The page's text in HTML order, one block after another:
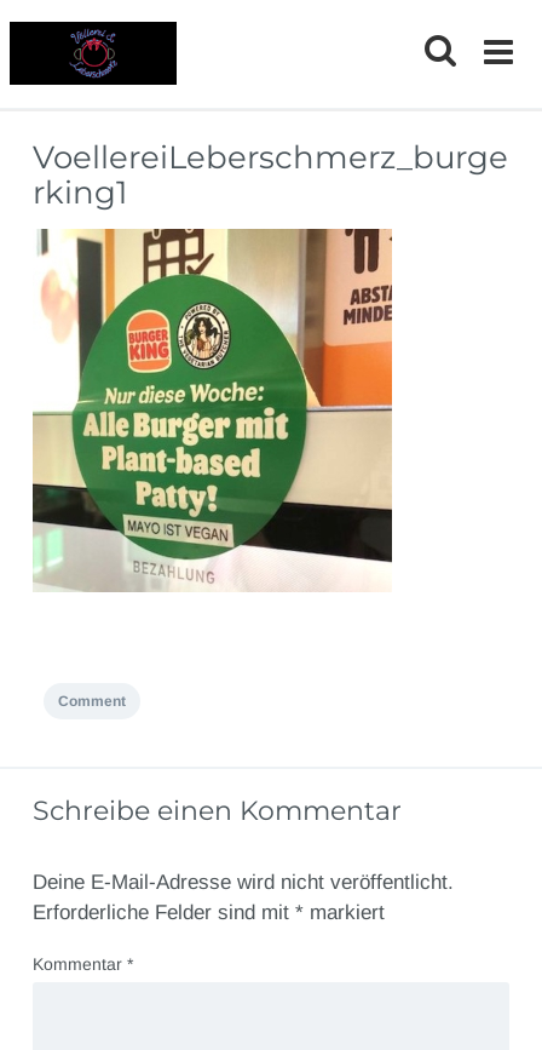
VoellereiLeberschmerz_burge
rking1
Comment
Schreibe einen Kommentar
Deine E-Mail-Adresse wird nicht veröffentlicht.
Erforderliche Felder sind mit *markiert
Kommentar *